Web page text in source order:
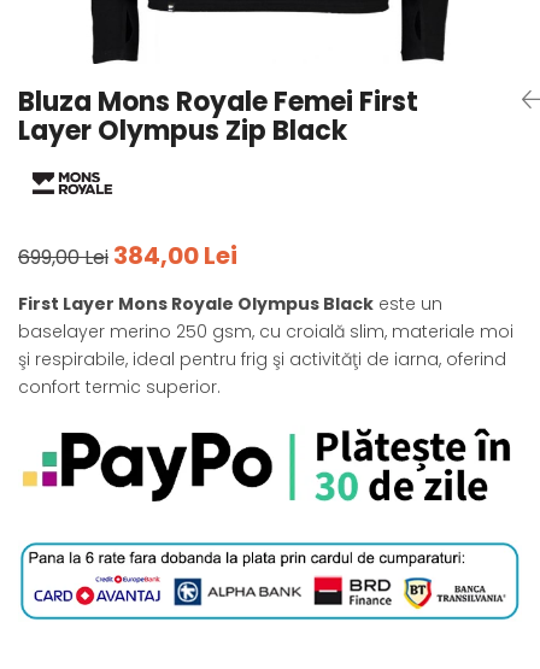
Pantaloni outdoor
Curele
Sepci
Bustiere
Bluza Mons Royale Femei First
Layer Olympus Zip Black
699,00 Lei 384,00 Lei
First Layer Mons Royale Olympus Black este un
baselayer merino 250 gsm, cu croială slim, materiale moi
şi respirabile, ideal pentru frig şi activităţi de iarna, oferind
confort termic superior.